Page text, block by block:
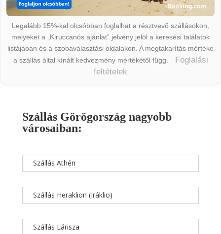
Legalább 15%-kal olcsóbban foglalhat a résztvevő szállásokon,
melyeket a „Kiruccanós ajánlat” jelvény jelöl a keresési találatok
listájában és a szobaválasztási oldalakon. A megtakarítás mértéke
a szállás által kínált kedvezmény mértékétől függ.
Foglalási
feltételek
Szállás Görögország nagyobb
városaiban:
Szállás Athén
Szállás Heraklion (Iráklio)
Szállás Lárisza